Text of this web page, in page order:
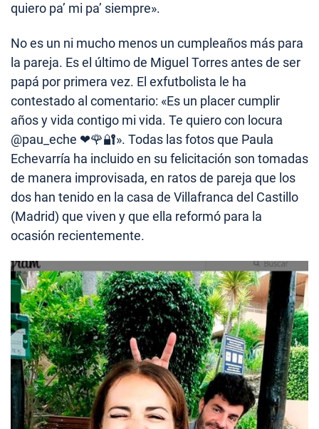
quiero pa’ mi pa’ siempre».
No es un ni mucho menos un cumpleaños más para
la pareja. Es el último de Miguel Torres antes de ser
papá por primera vez. El exfutbolista le ha
contestado al comentario: «Es un placer cumplir
años y vida contigo mi vida. Te quiero con locura
@pau_eche ❤🌹🔐». Todas las fotos que Paula
Echevarría ha incluido en su felicitación son tomadas
de manera improvisada, en ratos de pareja que los
dos han tenido en la casa de Villafranca del Castillo
(Madrid) que viven y que ella reformó para la
ocasión recientemente.